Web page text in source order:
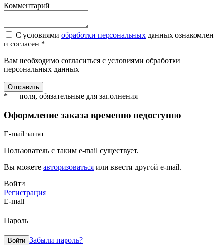
Комментарий
С условиями обработки персональных данных ознакомлен
и согласен *
Вам необходимо согласиться с условиями обработки
персональных данных
Отправить
* — поля, обязательные для заполнения
Оформление заказа временно недоступно
E-mail занят
Пользователь с таким e-mail существует.
Вы можете авторизоваться или ввести другой e-mail.
Войти
Регистрация
E-mail
Пароль
Войти Забыли пароль?